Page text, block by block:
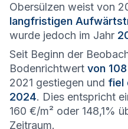
Obersülzen weist von
langfristigen
wurde jedoch im Jahr
Seit Beginn der
Bodenrichtwert von
2021 gestiegen und fiel
2024. Dies entspricht
160 €/m² oder 148,1%
Zeitraum.